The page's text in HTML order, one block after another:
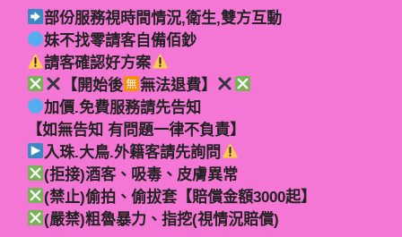
部份服務視時間情況,衛生,雙方互動
妹不找零請客自備佰鈔
請客確認好方案
【開始後
無法退費】
加價.免費服務請先告知
【如無告知 有問題一律不負責】
入珠.大鳥.外籍客請先詢問
(拒接)酒客、吸毒、皮膚異常
(禁止)偷拍、偷拔套【賠償金額3000起】
(嚴禁)粗魯暴力、指挖(視情況賠償)